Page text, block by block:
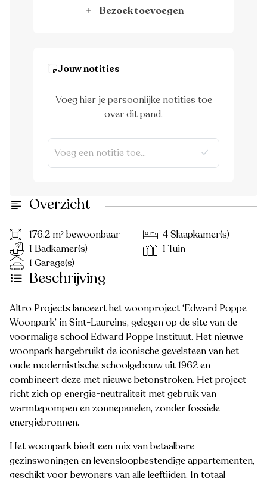
Bezoek toevoegen
Jouw notities
Voeg hier je persoonlijke notities toe
over dit pand.
Overzicht
176.2 m² bewoonbaar
4 Slaapkamer(s)
1 Badkamer(s)
1 Tuin
1 Garage(s)
Beschrijving
Altro Projects lanceert het woonproject ‘Edward Poppe
Woonpark’ in Sint-Laureins, gelegen op de site van de
voormalige school Edward Poppe Instituut. Het nieuwe
woonpark hergebruikt de iconische gevelsteen van het
oude modernistische schoolgebouw uit 1962 en
combineert deze met nieuwe betonstroken. Het project
richt zich op energie-neutraliteit met gebruik van
warmtepompen en zonnepanelen, zonder fossiele
energiebronnen.
Het woonpark biedt een mix van betaalbare
gezinswoningen en levensloopbestendige appartementen,
geschikt voor bewoners van alle leeftijden. In totaal